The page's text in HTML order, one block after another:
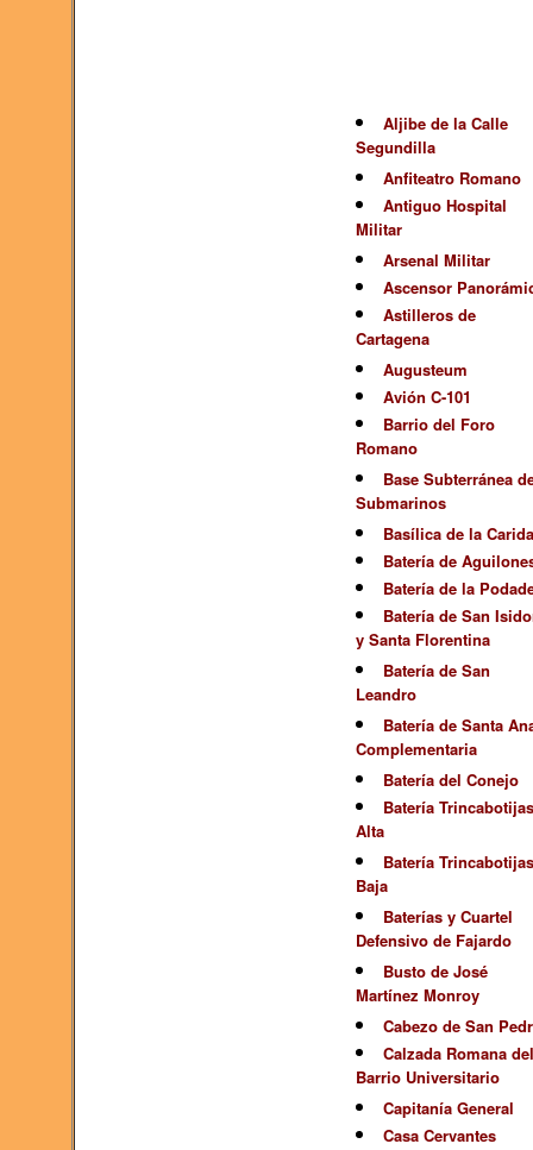
Aljibe de la Calle
Segundilla
Anfiteatro Romano
Antiguo Hospital
Militar
Arsenal Militar
Ascensor
Astilleros de
Cartagena
Augusteum
Avión C-101
Barrio del Foro
Romano
Base Subterránea
Submarinos
Basílica de la
Batería de
Batería de la
Batería de San
y Santa Florentina
Batería de San
Leandro
Batería de Santa
Complementaria
Batería del Conejo
Batería Trincabotijas
Alta
Batería Trincabotijas
Baja
Baterías y Cuartel
Defensivo de Fajardo
Busto de José
Martínez Monroy
Cabezo de San
Calzada Romana del
Barrio Universitario
Capitanía General
Casa Cervantes